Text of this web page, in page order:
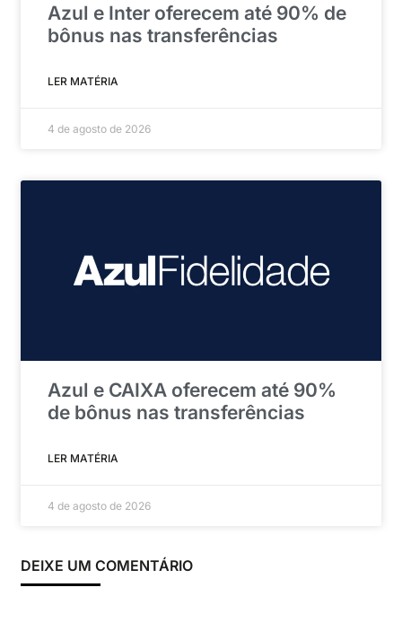
Azul e Inter oferecem até 90% de
bônus nas transferências
LER MATÉRIA
4 de agosto de 2026
Azul e CAIXA oferecem até 90%
de bônus nas transferências
LER MATÉRIA
4 de agosto de 2026
DEIXE UM COMENTÁRIO